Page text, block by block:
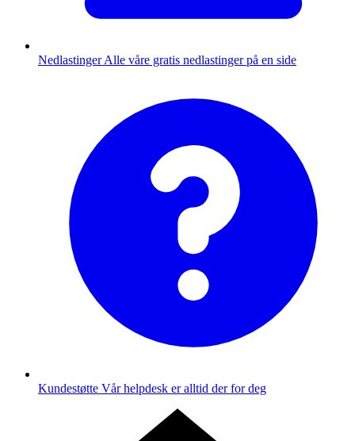
Nedlastinger Alle våre gratis nedlastinger på en side
Kundestøtte Vår helpdesk er alltid der for deg